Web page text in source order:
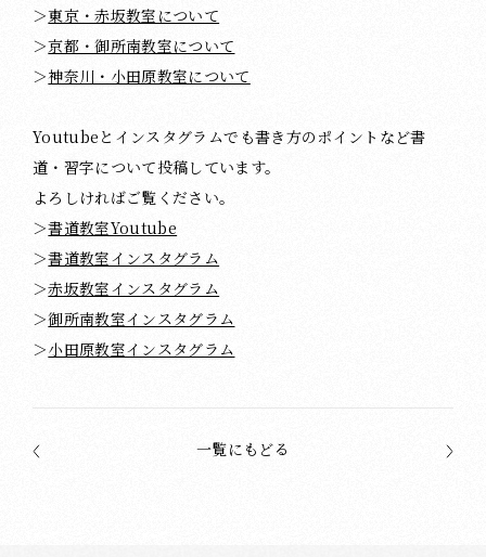
＞東京・赤坂教室について
＞京都・御所南教室について
＞神奈川・小田原教室について
Youtubeとインスタグラムでも書き方のポイントなど書
道・習字について投稿しています。
よろしければご覧ください。
＞書道教室Youtube
＞書道教室インスタグラム
＞赤坂教室インスタグラム
＞御所南教室インスタグラム
＞小田原教室インスタグラム
一覧にもどる